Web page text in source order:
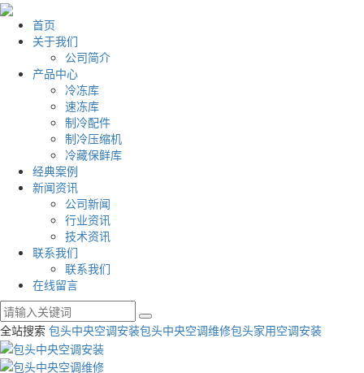
首页
关于我们
公司简介
产品中心
冷冻库
速冻库
制冷配件
制冷压缩机
冷藏保鲜库
经典案例
新闻资讯
公司新闻
行业资讯
技术资讯
联系我们
联系我们
在线留言
全站搜索 包头中央空调安装包头中央空调维修包头家用空调安装